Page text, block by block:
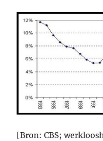
[Bron: CBS;